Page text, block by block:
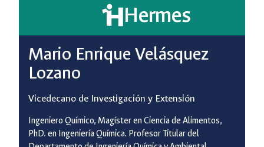
Hermes
Mario Enrique Velásquez
Lozano
Vicedecano de Investigación y Extensión
Ingeniero Químico, Magísteren Ciencia de Alimentos,
PhD. en Ingeniería Química. Profesor Titular del